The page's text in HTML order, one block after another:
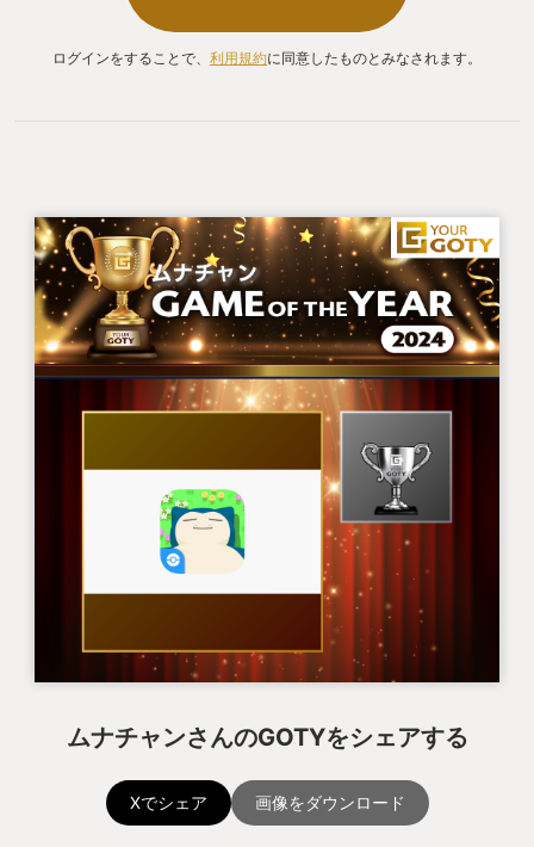
その言葉に尽きる。私は１週目をクリアするまで１
００時間以上の時間をかけた。トライ＆エラーはも
ゲームもこのゲームだった。そしてDLCも勿論クリ
アしている。そして、STEAMの実績１００％を達成
した。
～６章 三度目の正直～
エルデンリングのDLCをクリアし私はフロムソフ
トウェアへの苦手意識は無くなっていた。
そして、今年２０２４年１０月５日。ＤＡＲＫＳ
ＯＵＬ３をSTEAMで購入した。GEOにソフトを売り
に行った、PS4で薪の王に負け続けた私はもういな
い。私はPCのホーム画面からDARKSOUL３を起動し
敵の攻撃をかいくぐり、バックスタブを決め、確
実にダメージを与える。レベルアップすればステー
タスを自分のプレイスタイルや使っている武器に合
にも負けることはなかった。そして出会った。『兄
王子ローリアン』、と。彼ら兄弟の攻撃を避け、気
づけば１回で倒していた。
ログインをすることで、 利用規約に同意したものとみなされます。
ムナチャンさんのGOTYをシェアする
Xでシェア 画像をダウンロード